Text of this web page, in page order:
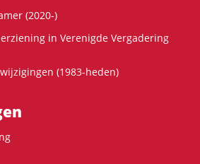
(2020-)
in Verenigde Vergadering
(1983-heden)